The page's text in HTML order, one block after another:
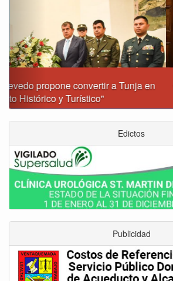
Gobernación y Alcaldía de Tunja
con inversiones superiores a
Edictos
Publicidad